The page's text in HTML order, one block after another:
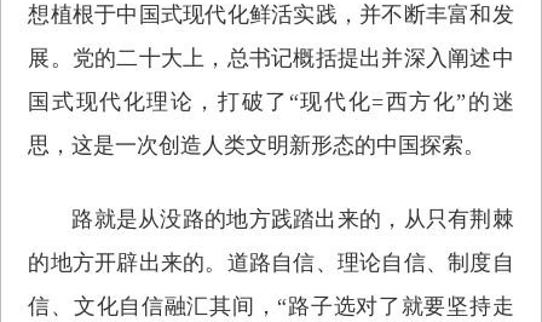
想植根于中国式现代化鲜活实践，并不断丰富和发
展。党的二十大上，总书记概括提出并深入阐述中
国式现代化理论，打破了“现代化=西方化”的迷
思，这是一次创造人类文明新形态的中国探索。
路就是从没路的地方践踏出来的，从只有荆棘
的地方开辟出来的。道路自信、理论自信、制度自
信、文化自信融汇其间，“路子选对了就要坚持走